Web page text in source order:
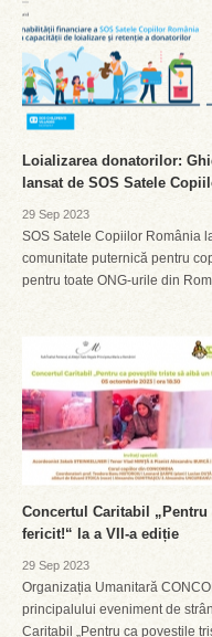
Loializarea donatorilor:
lansat de SOS Satele
29 Sep 2023
SOS Satele Copiilor România
comunitate puternică pentru
pentru toate ONG-urile din
Concertul Caritabil
fericit!“ la a VII-a ediție
29 Sep 2023
Organizația Umanitară
principalului eveniment de
Caritabil „Pentru ca poveștile